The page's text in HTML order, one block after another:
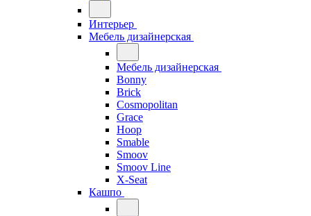
Интерьер
Мебель дизайнерская
Мебель дизайнерская
Bonny
Brick
Cosmopolitan
Grace
Hoop
Smable
Smoov
Smoov Line
X-Seat
Кашпо